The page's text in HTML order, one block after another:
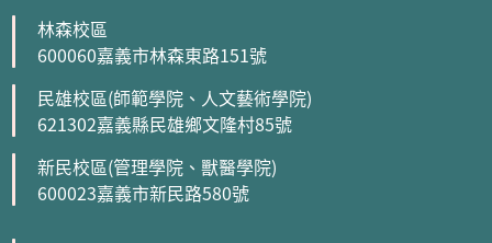
林森校區
600060嘉義市林森東路151號
民雄校區(師範學院、人文藝術學院)
621302嘉義縣民雄鄉文隆村85號
新民校區(管理學院、獸醫學院)
600023嘉義市新民路580號